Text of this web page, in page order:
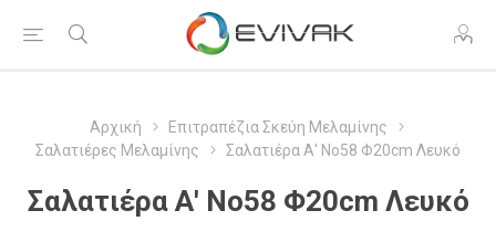
Αρχική
Επιτραπέζια Σκεύη Μελαμίνης
Σαλατιέρες Μελαμίνης
Σαλατιέρα Α' Νο58 Φ20cm Λευκό
Σαλατιέρα Α' Νο58 Φ20cm Λευκό